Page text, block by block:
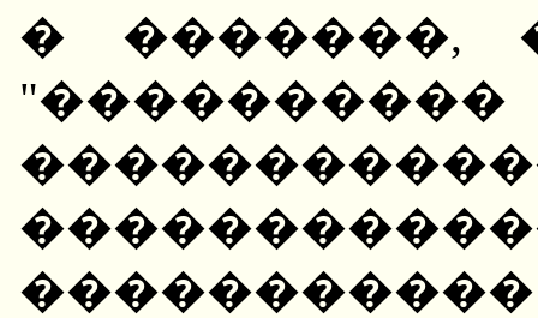
� �������,